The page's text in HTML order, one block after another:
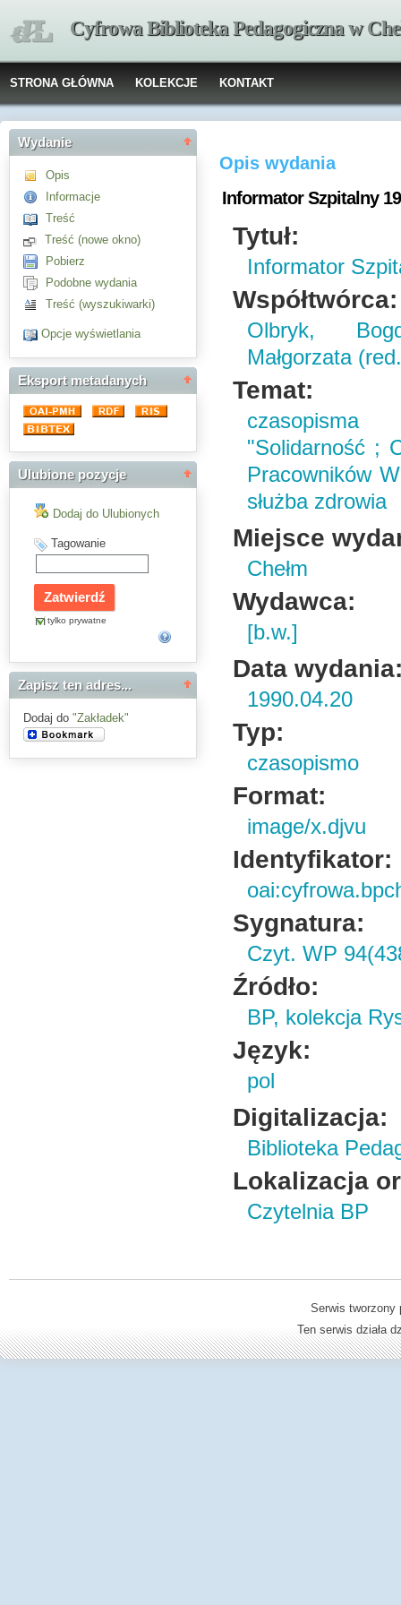
Cyfrowa Biblioteka Pedagogiczna w
STRONA GŁÓWNA KOLEKCJE KONTAKT
Wydanie
Opis
Informacje
Treść
Treść (nowe okno)
Pobierz
Podobne wydania
Treść (wyszukiwarki)
Opcje wyświetlania
Eksport metadanych
Ulubione pozycje
Dodaj do Ulubionych
Tagowanie
tylko prywatne
Zapisz ten adres...
Dodaj do "Zakładek"
Opis wydania
Informator Szpitalny
Tytuł:
Informator
Współtwórca:
Olbryk,
Małgorzata
Temat:
"Solidarność ;
Pracowników
służba zdrowia
Miejsce
Chełm
Wydawca:
[b.w.]
Data
1990.04.20
Typ:
czasopismo
Format:
image/x.djvu
Identyfikator:
Sygnatura:
Czyt. WP
Źródło:
BP, kolekcja
Język:
pol
Digitalizacja:
Biblioteka
Lokalizacja
Czytelnia BP
Serwis
Ten serwis działa